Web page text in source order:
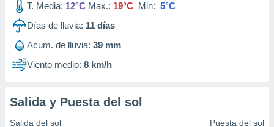
de
1199
T. Media: 12°C Max.: 19°C Min: 5°C
Días de lluvia: 11 días
Acum. de lluvia: 39 mm
Viento medio: 8 km/h
Salida y Puesta del sol
Salida del sol Puesta del sol